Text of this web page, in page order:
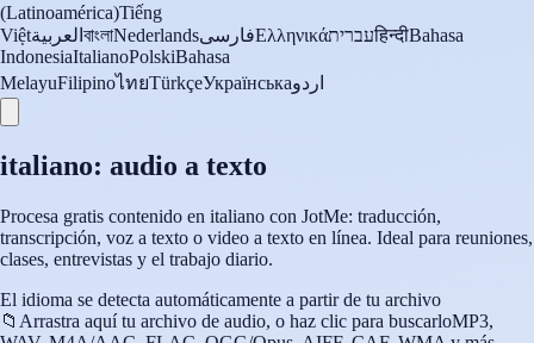
(Latinoamérica)Tiếng
Việtالعربية বাংলাNederlandsفارسیΕλληνικάעבריתहिन्दीBahasa
IndonesiaItalianoPolskiBahasa
MelayuFilipinoไทยTürkçeУкраїнськаاردو
italiano: audio a texto
Procesa gratis contenido en italiano con JotMe: traducción,
transcripción, voz a texto o video a texto en línea. Ideal para reuniones,
clases, entrevistas y el trabajo diario.
El idioma se detecta automáticamente a partir de tu archivo
📁 Arrastra aquí tu archivo de audio, o haz clic para buscarloMP3,